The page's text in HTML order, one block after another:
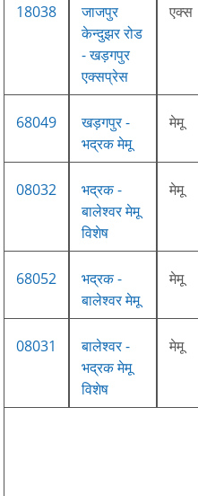
18038
जाजपुर
केन्दुझर रोड
- खड़गपुर
एक्सप्रेस
एक्स
68049
खड़गपुर -
भद्रक मेमू
मेमू
08032
भद्रक -
बालेश्वर मेमू
विशेष
मेमू
68052
भद्रक -
बालेश्वर मेमू
मेमू
08031
बालेश्वर -
भद्रक मेमू
विशेष
मेमू